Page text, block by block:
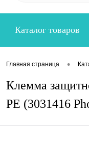
Каталог товаров
Главная страница •
Клемма
PE (3031416